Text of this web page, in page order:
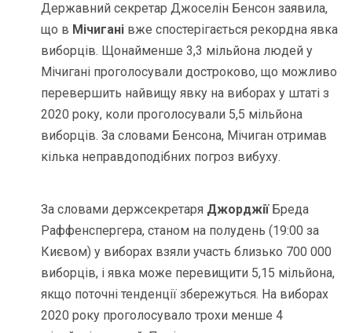
Державний секретар Джоселін Бенсон заявила,
що в Мічигані вже спостерігається рекордна явка
виборців. Щонайменше 3,3 мільйона людей у ​​
Мічигані проголосували достроково, що можливо
перевершить найвищу явку на виборах у штаті з
2020 року, коли проголосували 5,5 мільйона
виборців. За словами Бенсона, Мічиган отримав
кілька неправдоподібних погроз вибуху.
За словами держсекретаря Джорджії Бреда
Раффенспергера, станом на полудень (19:00 за
Києвом) у виборах взяли участь близько 700 000
виборців, і явка може перевищити 5,15 мільйона,
якщо поточні тенденції збережуться. На виборах
2020 року проголосувало трохи менше 4